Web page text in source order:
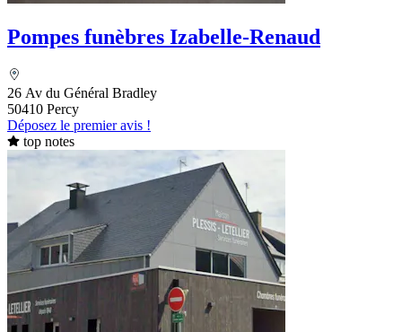
Pompes funèbres Izabelle-Renaud
26 Av du Général Bradley
50410 Percy
Déposez le premier avis !
top notes